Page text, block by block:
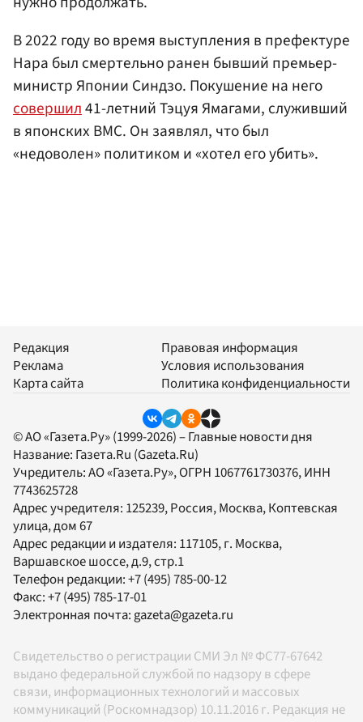
В 2022 году во время выступления в префектуре
Нара был смертельно ранен бывший премьер-
министр Японии Синдзо. Покушение на него
совершил41-летний Тэцуя Ямагами, служивший
в японских ВМС. Он заявлял, что был
«недоволен» политиком и «хотел его убить».
Редакция
Реклама
Карта сайта
Правовая информация
Условия использования
Политика конфиденциальности
© АО «Газета.Ру» (1999-2026) – Главные новости дня
Название: Газета.Ru (Gazeta.Ru)
Учредитель:АО «Газета.Ру», ОГРН 1067761730376, ИНН
7743625728
Адрес учредителя: 125239, Россия, Москва, Коптевская
улица, дом 67
Адрес редакции и издателя: 117105, г. Москва,
Варшавское шоссе, д.9, стр.1
Телефон редакции:+7 (495) 785-00-12
Факс:+7 (495) 785-17-01
Электронная почта: gazeta@gazeta.ru
Свидетельство о регистрации СМИ Эл № ФС77-67642
выдано федеральной службой по надзору в сфере
связи, информационных технологий и массовых
коммуникаций (Роскомнадзор) 10.11.2016 г. Редакция не